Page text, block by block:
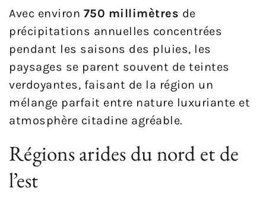
Avec environ 750 millimètres de
précipitations annuelles concentrées
pendant les saisons des pluies, les
paysages se parent souvent de teintes
verdoyantes, faisant de la région un
mélange parfait entre nature luxuriante et
atmosphère citadine agréable.
Régions arides du nord et de
l’est